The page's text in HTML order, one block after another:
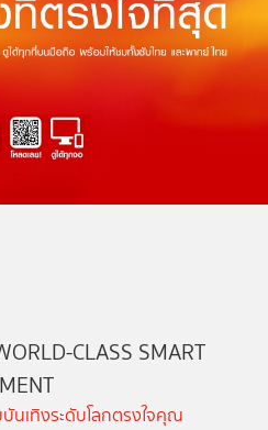
CLASS SMART
นเทิงระดับโลกตรงใจคุณ